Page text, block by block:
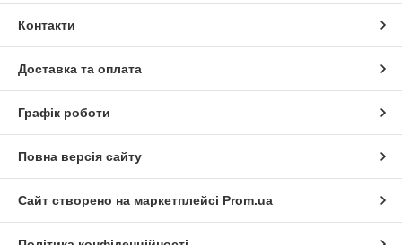
Контакти
Доставка та оплата
Графік роботи
Повна версія сайту
Сайт створено на маркетплейсі Prom.ua